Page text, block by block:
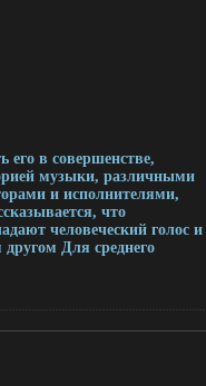
в совершенстве,
музыки, различными
и исполнителями,
что
человеческий голос и
Для среднего